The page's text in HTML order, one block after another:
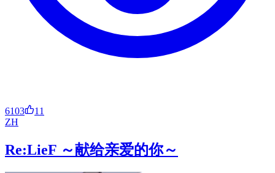
6103
11
ZH
Re:LieF ～献给亲爱的你～